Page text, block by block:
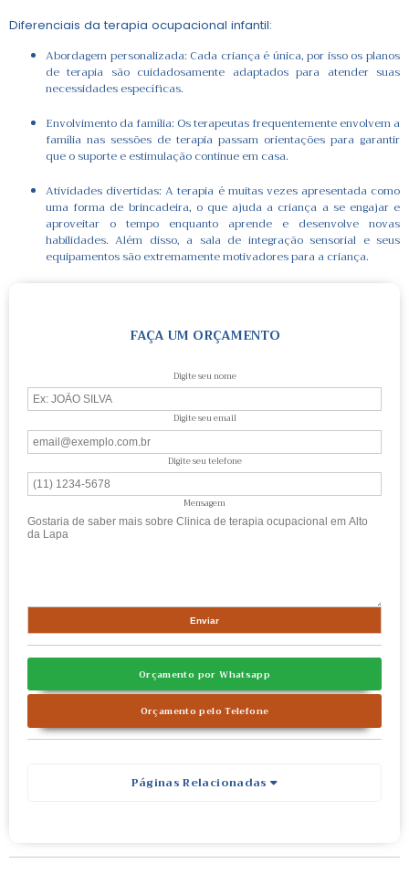
Diferenciais da terapia ocupacional infantil:
Abordagem personalizada: Cada criança é única, por isso os planos
de terapia são cuidadosamente adaptados para atender suas
necessidades específicas.
Envolvimento da família: Os terapeutas frequentemente envolvem a
família nas sessões de terapia passam orientações para garantir
que o suporte e estimulação continue em casa.
Atividades divertidas: A terapia é muitas vezes apresentada como
uma forma de brincadeira, o que ajuda a criança a se engajar e
aproveitar o tempo enquanto aprende e desenvolve novas
habilidades. Além disso, a sala de integração sensorial e seus
equipamentos são extremamente motivadores para a criança.
FAÇA UM ORÇAMENTO
Digite seu nome
Digite seu email
Digite seu telefone
Mensagem
Orçamento por Whatsapp
Orçamento pelo Telefone
Páginas Relacionadas